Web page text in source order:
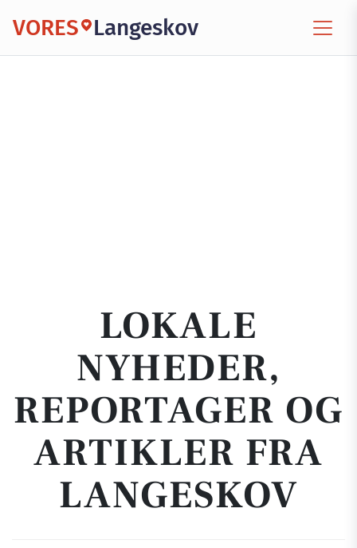
VORES Langeskov
LOKALE
NYHEDER,
REPORTAGER OG
ARTIKLER FRA
LANGESKOV